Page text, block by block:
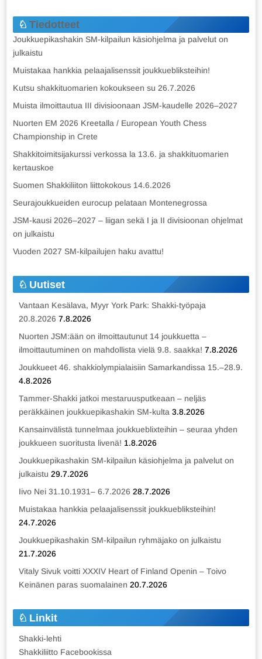
Tiedotteet
Joukkuepikashakin SM-kilpailun käsiohjelma ja palvelut on
julkaistu
Muistakaa hankkia pelaajalisenssit joukkuebliksteihin!
Kutsu shakkituomarien kokoukseen su 26.7.2026
Muista ilmoittautua III divisioonaan JSM-kaudelle 2026–2027
Nuorten EM 2026 Kreetalla / European Youth Chess
Championship in Crete
Shakkitoimitsijakurssi verkossa la 13.6. ja shakkituomarien
kertauskoe
Suomen Shakkiliiton liittokokous 14.6.2026
Seurajoukkueiden eurocup pelataan Montenegrossa
JSM-kausi 2026–2027 – liigan sekä I ja II divisioonan ohjelmat
on julkaistu
Vuoden 2027 SM-kilpailujen haku avattu!
Uutiset
Vantaan Kesälava, Myyr York Park: Shakki-työpaja
20.8.2026 7.8.2026
Nuorten JSM:ään on ilmoittautunut 14 joukkuetta –
ilmoittautuminen on mahdollista vielä 9.8. saakka! 7.8.2026
Joukkueet 46. shakkiolympialaisiin Samarkandissa 15.–28.9.
4.8.2026
Tammer-Shakki jatkoi mestaruusputkeaan – neljäs
peräkkäinen joukkuepikashakin SM-kulta 3.8.2026
Kansainvälistä tunnelmaa joukkueblixteihin – seuraa yhden
joukkueen suoritusta livenä! 1.8.2026
Joukkuepikashakin SM-kilpailun käsiohjelma ja palvelut on
julkaistu 29.7.2026
Iivo Nei 31.10.1931– 6.7.2026 28.7.2026
Muistakaa hankkia pelaajalisenssit joukkuebliksteihin!
24.7.2026
Joukkuepikashakin SM-kilpailun ryhmäjako on julkaistu
21.7.2026
Vitaly Sivuk voitti XXXIV Heart of Finland Openin – Toivo
Keinänen paras suomalainen 20.7.2026
Linkit
Shakki-lehti
Shakkiliitto Facebookissa